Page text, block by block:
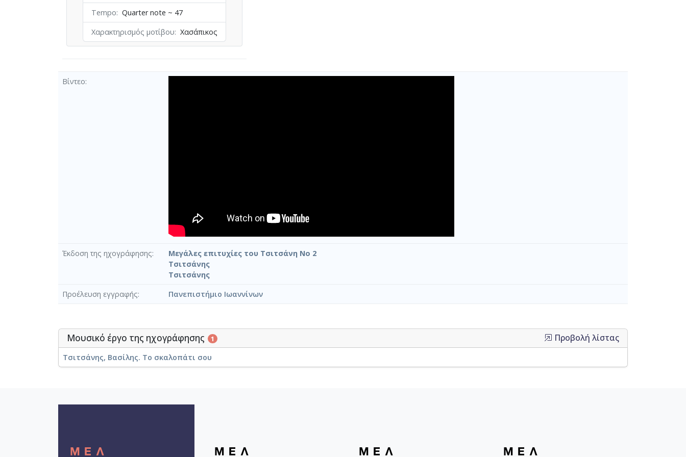
Tempo
Quarter note ~ 47
Χαρακτηρισμός μοτίβου
Χασάπικος
Βίντεο
Έκδοση της ηχογράφησης
Μεγάλες επιτυχίες του Τσιτσάνη Νο 2
Τσιτσάνης
Τσιτσάνης
Προέλευση εγγραφής
Πανεπιστήμιο Ιωαννίνων
Μουσικό έργο της ηχογράφησης 1 Προβολή λίστας
Τσιτσάνης, Βασίλης. Το σκαλοπάτι σου